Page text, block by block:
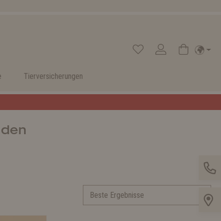
Tierversicherungen